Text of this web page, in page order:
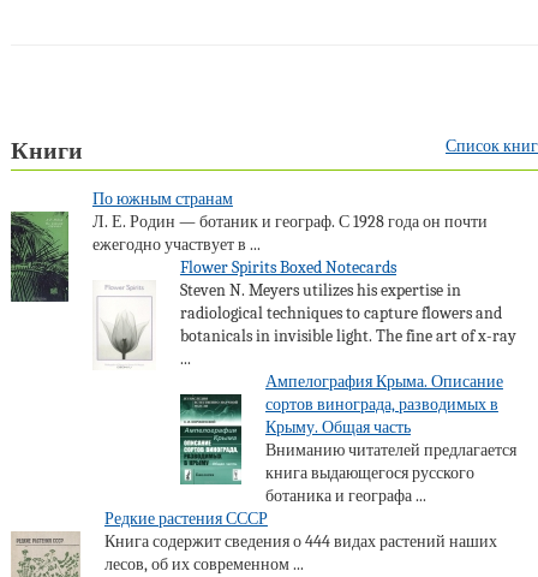
Книги Список книг
По южным странам
Л. Е. Родин — ботаник и географ. С 1928 года он почти
ежегодно участвует в ...
Flower Spirits Boxed Notecards
Steven N. Meyers utilizes his expertise in
radiological techniques to capture flowers and
botanicals in invisible light. The fine art of x-ray
...
Ампелография Крыма. Описание
сортов винограда, разводимых в
Крыму. Общая часть
Вниманию читателей предлагается
книга выдающегося русского
ботаника и географа ...
Редкие растения СССР
Книга содержит сведения о 444 видах растений наших
лесов, об их современном ...